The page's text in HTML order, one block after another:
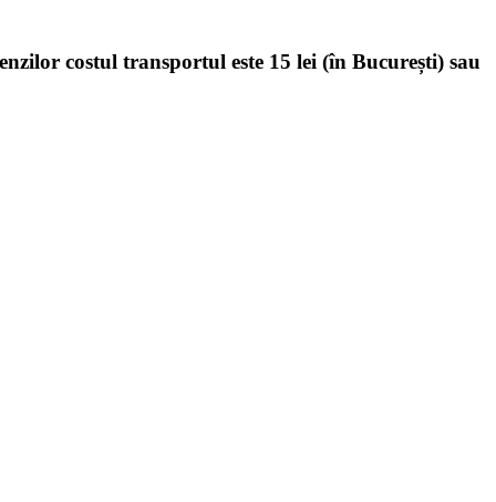
costul transportul este 15 lei (în București) sau